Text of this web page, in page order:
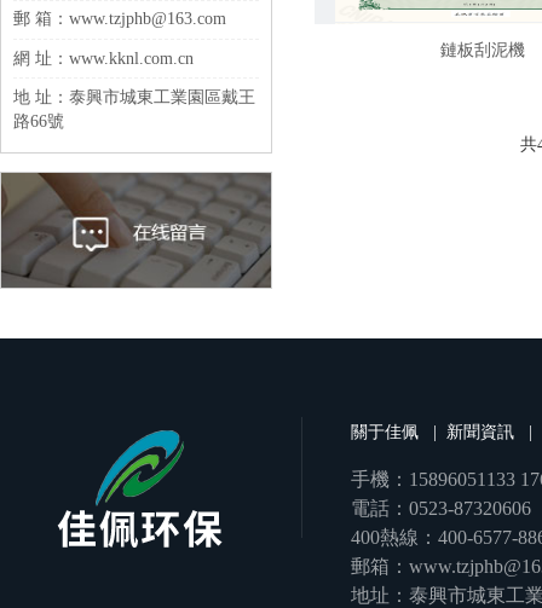
郵 箱：www.tzjphb@163.com
網 址：www.kknl.com.cn
地 址：泰興市城東工業園區戴王
路66號
鏈板刮泥機
共
關于佳佩 新聞資訊
手機：15896051133
電話：0523-87320606
400熱線：400-6577-
郵箱：
地址：泰興市城東工